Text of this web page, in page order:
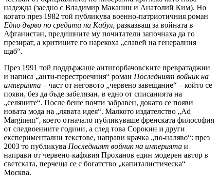
надежда (заедно с Владимир Маканин и Анатолий Ким). Но
когато през 1982 той публикува военно-патриотичния роман
Едно дърво по средата на Кабул, разказващ за войната в
Афганистан, предишните му почитатели започнаха да го
презират, а критиците го нарекоха „славей на генералния
щаб“.
През 1991 той поддържаше антигорбачовските превратаджии
и написа „анти-перестроечния“ роман Последният войник на
империята – част от неговото „червено завещание“ – който се
появи, без да бъде забелязан, в едно от списанията на
„селяните“. После беше почти забравен, докато се появи
новата мода на „лявата идея“. Малкото издателство „Ad
Marginem“, което отначало публикуваше френската философия
от следвоенните години, а след това Сорокин и други
експериментални текстове, направи крачка „по-наляво“: през
2003 то публикува Последният войник на империята и
направи от червено-кафявия Проханов един модерен автор в
светската, перчеща се с богатство „капиталистическа“
Москва.